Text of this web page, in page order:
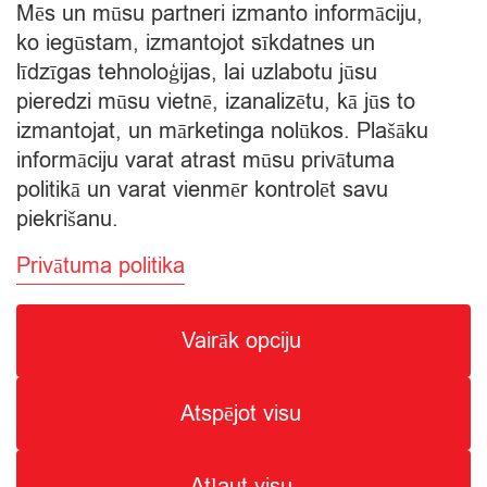
quantity
quantity
Starpsumma: €1,79
Apskatīt grozu
Apmaksa
© Citro Ventspils 2026
SPECIĀLĀ ATĻAUJA ALKOHOLISKO DZĒRIENU
Mēs un mūsu partneri izmanto informāciju,
ko iegūstam, izmantojot sīkdatnes un
līdzīgas tehnoloģijas, lai uzlabotu jūsu
pieredzi mūsu vietnē, izanalizētu, kā jūs to
izmantojat, un mārketinga nolūkos. Plašāku
informāciju varat atrast mūsu privātuma
politikā un varat vienmēr kontrolēt savu
piekrišanu.
Privātuma politika
Vairāk opciju
Atspējot visu